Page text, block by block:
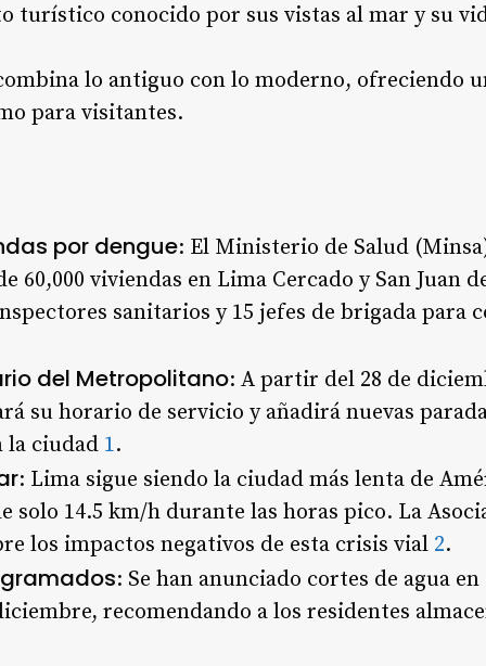
turístico conocido por sus vistas al mar y su
lo antiguo con lo moderno, ofreciendo
para visitantes.
por dengue: El Ministerio de Salud
60,000 viviendas en Lima Cercado y San Juan
sanitarios y 15 jefes de brigada para
del Metropolitano: A partir del 28 de
su horario de servicio y añadirá nuevas
la ciudad 1.
: Lima sigue siendo la ciudad más lenta de
solo 14.5 km/h durante las horas pico. La
los impactos negativos de esta crisis vial 2.
: Se han anunciado cortes de agua
recomendando a los residentes